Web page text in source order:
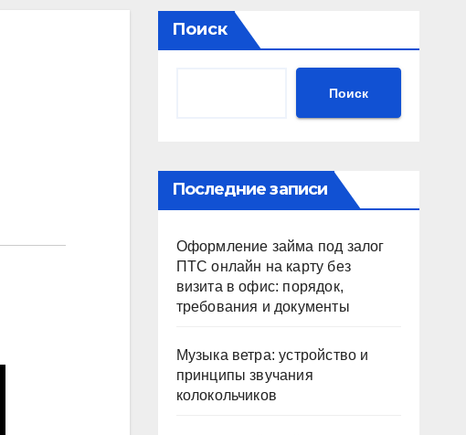
Поиск
Поиск
Последние записи
Оформление займа под залог
ПТС онлайн на карту без
визита в офис: порядок,
требования и документы
Музыка ветра: устройство и
принципы звучания
колокольчиков